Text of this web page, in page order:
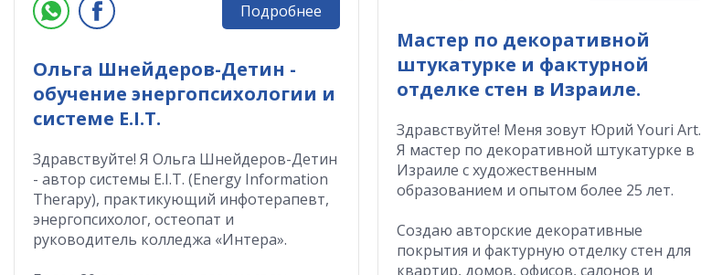
Ольга Шнейдеров-Детин -
обучение энергопсихологии и
системе E.I.T.
Здравствуйте! Я Ольга Шнейдеров-Детин
- автор системы E.I.T. (Energy Information
Therapy), практикующий инфотерапевт,
энергопсихолог, остеопат и
руководитель колледжа «Интера».
Подробнее
Мастер по декоративной
штукатурке и фактурной
отделке стен в Израиле.
Здравствуйте! Меня зовут Юрий Youri Art.
Я мастер по декоративной штукатурке в
Израиле с художественным
образованием и опытом более 25 лет.
Создаю авторские декоративные
покрытия и фактурную отделку стен для
квартир, домов, офисов, салонов и